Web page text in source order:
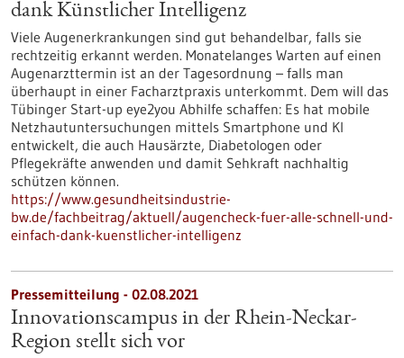
dank Künstlicher Intelligenz
Viele Augenerkrankungen sind gut behandelbar, falls sie
rechtzeitig erkannt werden. Monatelanges Warten auf einen
Augenarzttermin ist an der Tagesordnung – falls man
überhaupt in einer Facharztpraxis unterkommt. Dem will das
Tübinger Start-up eye2you Abhilfe schaffen: Es hat mobile
Netzhautuntersuchungen mittels Smartphone und KI
entwickelt, die auch Hausärzte, Diabetologen oder
Pflegekräfte anwenden und damit Sehkraft nachhaltig
schützen können.
https://www.gesundheitsindustrie-
bw.de/fachbeitrag/aktuell/augencheck-fuer-alle-schnell-und-
einfach-dank-kuenstlicher-intelligenz
Pressemitteilung - 02.08.2021
Innovationscampus in der Rhein-Neckar-
Region stellt sich vor